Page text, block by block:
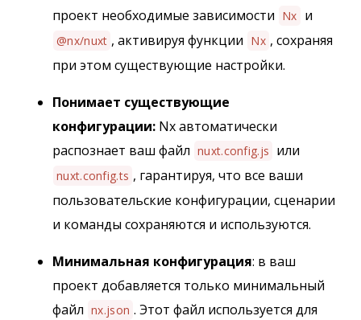
проект необходимые зависимости Nx и
@nx/nuxt , активируя функции Nx , сохраняя
при этом существующие настройки.
Понимает существующие
конфигурации: Nx автоматически
распознает ваш файл nuxt.config.js или
nuxt.config.ts , гарантируя, что все ваши
пользовательские конфигурации, сценарии
и команды сохраняются и используются.
Минимальная конфигурация: в ваш
проект добавляется только минимальный
файл nx.json . Этот файл используется для